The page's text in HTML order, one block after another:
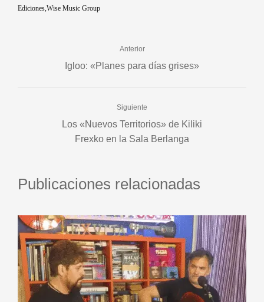
Ediciones Wise Music Group
Anterior
Igloo: «Planes para días grises»
Siguiente
Los «Nuevos Territorios» de Kiliki
Frexko en la Sala Berlanga
Publicaciones relacionadas